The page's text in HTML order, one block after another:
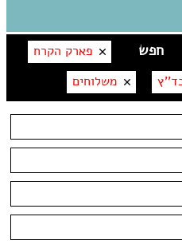
פארק הקרח
משלוחים
אסייתי
בית קפה